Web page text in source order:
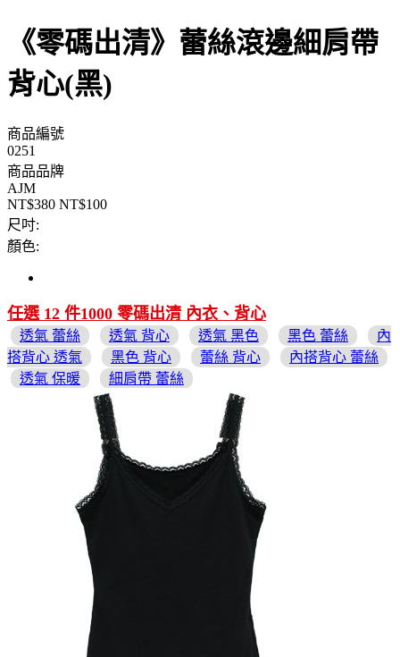
《零碼出清》蕾絲滾邊細肩帶
背心(黑)
商品編號
0251
商品品牌
AJM
NT$380 NT$100
尺吋:
顏色:
任選 12 件1000 零碼出清 內衣、背心
透氣 蕾絲 透氣 背心 透氣 黑色 黑色 蕾絲
內
搭背心 透氣
黑色 背心 蕾絲 背心
內搭背心 蕾絲
透氣 保暖
細肩帶 蕾絲